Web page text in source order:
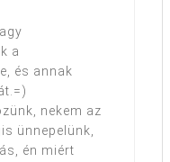
a
és annak
nekem az
ünnepelünk,
én miért